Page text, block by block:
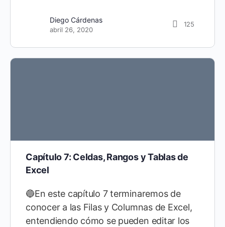
Diego Cárdenas
abril 26, 2020
125
Capítulo 7: Celdas, Rangos y Tablas de
Excel
🔵En este capítulo 7 terminaremos de
conocer a las Filas y Columnas de Excel,
entendiendo cómo se pueden editar los